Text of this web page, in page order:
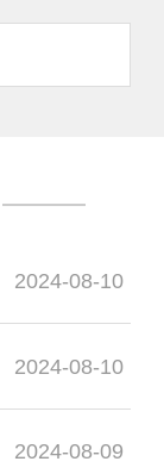
2024-08-10
2024-08-10
2024-08-09